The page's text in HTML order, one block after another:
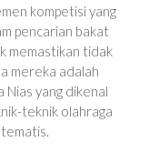
kompetisi yang
pencarian bakat
memastikan tidak
mereka adalah
Nias yang dikenal
teknik olahraga